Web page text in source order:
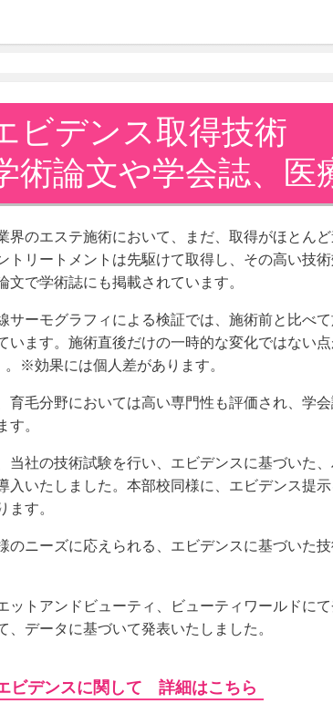
ビデンス取得技術
術論文や学会誌、医
界のエステ施術において、まだ、取得がほとん
トリートメントは先駆けて取得し、その高い技
文で学術誌にも掲載されています。
サーモグラフィによる検証では、施術前と比べ
います。施術直後だけの一時的な変化ではない
。※効果には個人差があります。
育毛分野においては高い専門性も評価され、学
す。
当社の技術試験を行い、エビデンスに基づいた
入いたしました。本部校同様に、エビデンス提
ます。
のニーズに応えられる、エビデンスに基づいた
ットアンドビューティ、ビューティワールドに
、データに基づいて発表いたしました。
ビデンスに関して 詳細はこちら